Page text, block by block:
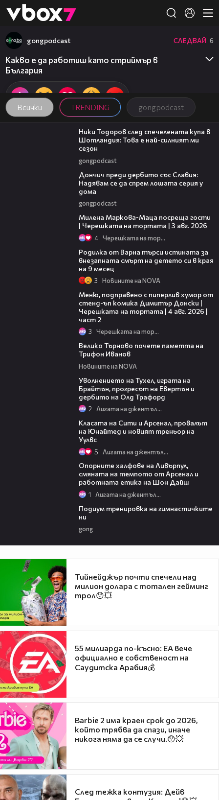
👾
Всички TRENDING gongpodcast
gongpodcast СЛЕДВАЙ 6
Какво е да работиш като стриймър в
България
17:33
Ники Тодоров след спечелената купа в
Шотландия: Това е най-силният ми
сезон
gongpodcast
Дончич преди дербито със Славия:
Надявам се да спрем лошата серия у
дома
gongpodcast
Милена Маркова-Маца посреща гости
| Черешката на тортата | 3 авг. 2026
4 Черешката на тортата
Родилка от Варна търси истината за
внезапната смърт на детето си в края
на 9 месец
3 Новините на NOVA
Меню, подправено с пиперлив хумор от
стенд-ъп комика Димитър Донски |
Черешката на тортата | 4 авг. 2026 |
част 2
3 Черешката на тортата
Велико Търново почете паметта на
Трифон Иванов
Новините на NOVA
Уволнението на Тухел, играта на
Брайтън, прогресът на Евертън и
дербито на Олд Трафорд
2 Лигата на джентълмените
Класата на Сити и Арсенал, провалът
на Юнайтед и новият треньор на
Уулвс
5 Лигата на джентълмените
Опорните халфове на Ливърпул,
смяната на темпото от Арсенал и
работната етика на Шон Дайш
1 Лигата на джентълмените
Подиум тренировка на гимнастичките
ни
gong
Тийнейджър почти спечели над
милион долара с тотален гейминг
трол😯💥
55 милиарда по-късно: EA вече
официално е собственост на
Саудитска Арабия💰
Barbie 2 има краен срок до 2026,
който трябва да спази, иначе
никога няма да се случи.😯💥
След тежка контузия: Дейв